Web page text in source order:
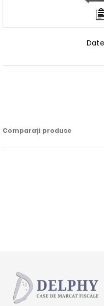
Comparați produse